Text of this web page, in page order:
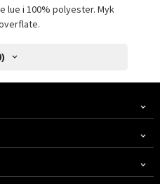
lue i 100% polyester. Myk